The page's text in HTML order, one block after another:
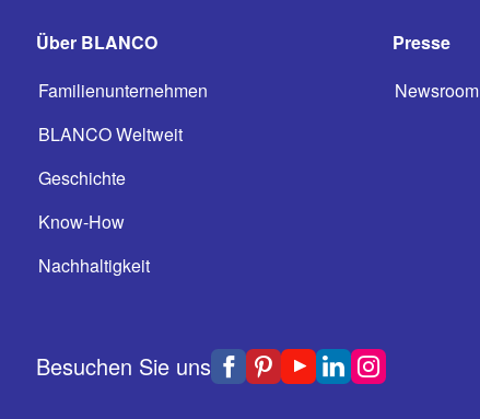
Über BLANCO
Familienunternehmen
BLANCO Weltweit
Geschichte
Know-How
Nachhaltigkeit
Presse
Newsroom
Besuchen Sie uns